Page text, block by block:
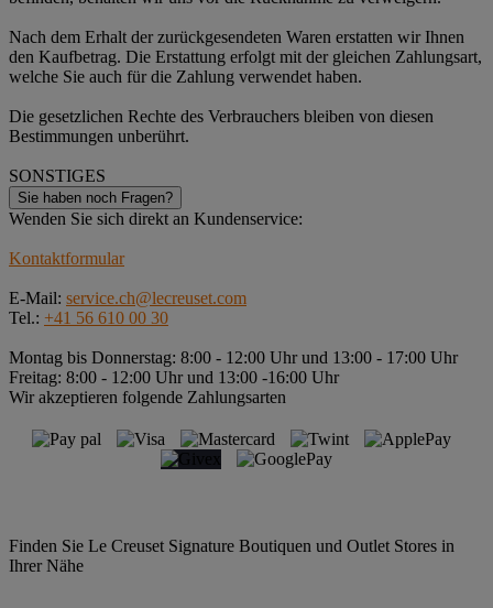
Nach dem Erhalt der zurückgesendeten Waren erstatten wir Ihnen
den Kaufbetrag. Die Erstattung erfolgt mit der gleichen Zahlungsart,
welche Sie auch für die Zahlung verwendet haben.
Die gesetzlichen Rechte des Verbrauchers bleiben von diesen
Bestimmungen unberührt.
SONSTIGES
Sie haben noch Fragen?
Wenden Sie sich direkt an Kundenservice:
Kontaktformular
E-Mail: service.ch@lecreuset.com
Tel.: +41 56 610 00 30
Montag bis Donnerstag: 8:00 - 12:00 Uhr und 13:00 - 17:00 Uhr
Freitag: 8:00 - 12:00 Uhr und 13:00 -16:00 Uhr
Wir akzeptieren folgende Zahlungsarten
Finden Sie Le Creuset Signature Boutiquen und Outlet Stores in
Ihrer Nähe